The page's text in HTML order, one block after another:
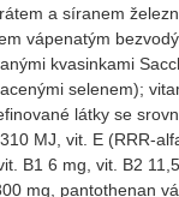
a síranem
vápenatým
kvasinkami
selenem);
látky se
MJ, vit. E (RRR-
B1 6 mg, vit. B2
mg, pantothenan